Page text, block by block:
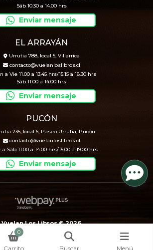
Sáb 10.30 a 14.00 hrs
Enviar mensaje
EL ARRAYÁN
Urrutia 788, local 5, Villarrica
contacto@vuelanloslibros.cl
a Vie 11.00 a 13.45 hrs/15.15 a 18.30 hrs
Sáb 11.00 a 14.00 hrs
Enviar mensaje
PUCÓN
235, local 6, Paseo Urrutia, Pucón
contacto@vuelanloslibros.cl
a Sáb 11.00 a 14.00 hrs/15.00 a 19.00 hrs
Enviar mensaje
Vuelan Los Libros © 2026
Creado por
Bsale
0
Carrito Buscar Menú